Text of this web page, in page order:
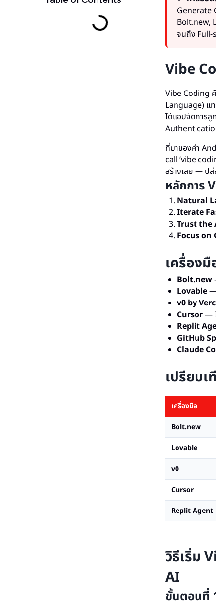
Generate
Bolt.new,
จนถึง Full-
Vibe
Vibe Coding
Language) แ
ได้แอปจัดการลู
ที่มาของคำ
call ‘vibe
สร้างเลย — ปล่
หลักการ
Natural
Iterate
Trust the
Focus on
เครื่อง
Bolt.new
Lovable—
v0 by
Cursor—
Replit
GitHub
Claude
เปรียบ
เครื่องมือ
Bolt.new
Lovable
v0
Cursor
Replit Agent
วิธีเริ่ม
AI
ขั้นตอนที่